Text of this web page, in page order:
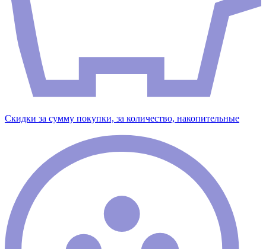
Скидки за сумму покупки, за количество, накопительные